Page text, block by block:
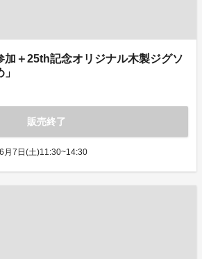
＋25th記念オリジナル木製ジグソ
販売終了
月7日(土)11:30~14:30